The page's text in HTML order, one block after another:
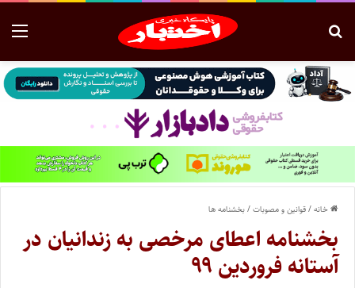
خانه/قوانین و مصوبات/بخشنامه ها
بخشنامه اعطای مرخصی به زندانیان در
آستانه فروردین ۹۹